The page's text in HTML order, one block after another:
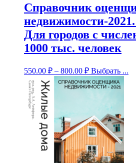
Справочник
недвижимости-
Для городов с
1000 тыс. человек
550.00 ₽ – 800.00 ₽ Выбрать ...